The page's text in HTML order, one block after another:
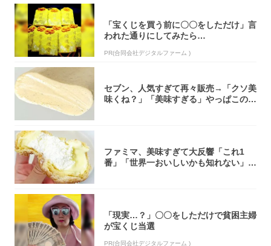
「宝くじを買う前に〇〇をしただけ」言
われた通りにしてみたら…
PR(合同会社デジタルファーム )
セブン、人気すぎて再々販売→「クソ美
味くね？」「美味すぎる」やっぱこのク
ファミマ、美味すぎて大反響「これ1
番」「世界一おいしいかも知れない」
「現実…？」〇〇をしただけで貧困主婦
が宝くじ当選
PR(合同会社デジタルファーム )